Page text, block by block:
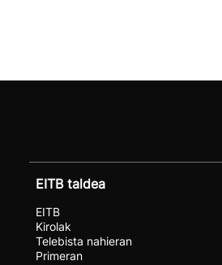
EITB taldea
EITB
Kirolak
Telebista nahieran
Primeran